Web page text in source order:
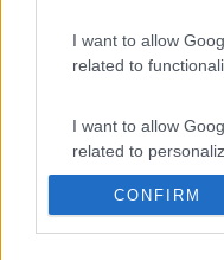
I want to allow
related to
I want to allow
related to
I want to allow
related to security,
CONFIRM
emiliano69